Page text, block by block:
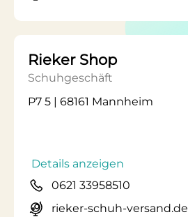
Rieker Shop
Schuhgeschäft
P7 5 | 68161 Mannheim
Details anzeigen
0621 33958510
rieker-schuh-versand.de